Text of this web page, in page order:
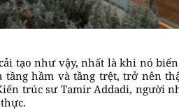
tạo như vậy, nhất là khi nó
hầm và tầng trệt, trở nên
trúc sư Tamir Addadi, người